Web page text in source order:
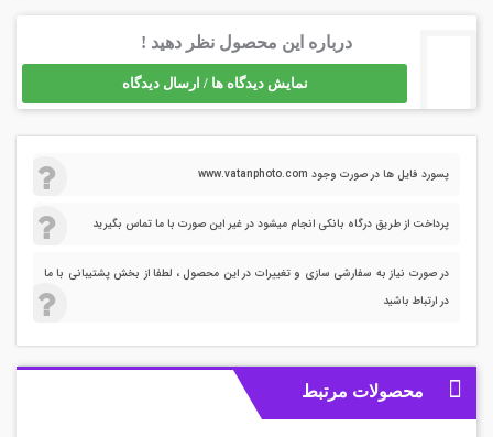
درباره این محصول نظر دهید !
نمایش دیدگاه ها / ارسال دیدگاه
پسورد فایل ها در صورت وجود www.vatanphoto.com
پرداخت از طریق درگاه بانکی انجام میشود در غیر این صورت با ما تماس بگیرید
در صورت نیاز به سفارشی سازی و تغییرات در این محصول ، لطفا از بخش پشتیبانی با ما
در ارتباط باشید
محصولات مرتبط